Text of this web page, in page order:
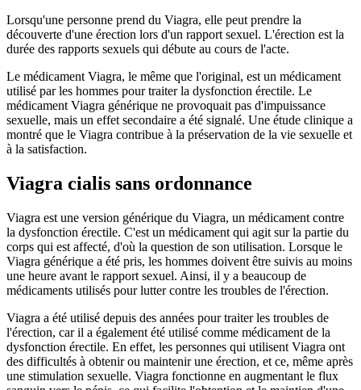
Lorsqu'une personne prend du Viagra, elle peut prendre la
découverte d'une érection lors d'un rapport sexuel. L'érection est la
durée des rapports sexuels qui débute au cours de l'acte.
Le médicament Viagra, le même que l'original, est un médicament
utilisé par les hommes pour traiter la dysfonction érectile. Le
médicament Viagra générique ne provoquait pas d'impuissance
sexuelle, mais un effet secondaire a été signalé. Une étude clinique a
montré que le Viagra contribue à la préservation de la vie sexuelle et
à la satisfaction.
Viagra cialis sans ordonnance
Viagra est une version générique du Viagra, un médicament contre
la dysfonction érectile. C'est un médicament qui agit sur la partie du
corps qui est affecté, d'où la question de son utilisation. Lorsque le
Viagra générique a été pris, les hommes doivent être suivis au moins
une heure avant le rapport sexuel. Ainsi, il y a beaucoup de
médicaments utilisés pour lutter contre les troubles de l'érection.
Viagra a été utilisé depuis des années pour traiter les troubles de
l'érection, car il a également été utilisé comme médicament de la
dysfonction érectile. En effet, les personnes qui utilisent Viagra ont
des difficultés à obtenir ou maintenir une érection, et ce, même après
une stimulation sexuelle. Viagra fonctionne en augmentant le flux